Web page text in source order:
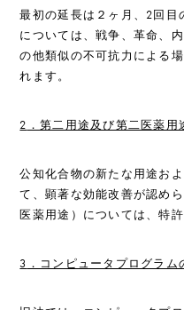
最初の延長は２ヶ月、2回
については、戦争、革命、
の他類似の不可抗力による
れます。
2 ． 第二用途及び第二医薬用
公知化合物の新たな用途お
て、顕著な効能改善が認め
医薬用途）については、特
3 ．コンピュータプログラム